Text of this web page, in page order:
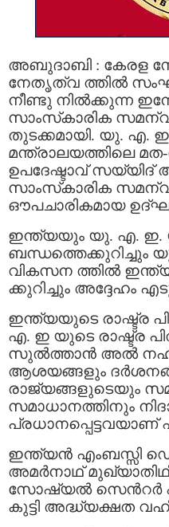
അബുദാബി : കേരള
നേതൃത്വ ത്തില്‍
നീണ്ടു നിൽക്കുന്ന
സാംസ്‌കാരിക
തുടക്കമായി. യു.
മന്ത്രാലയത്തിലെ
ഉപദേഷ്ടാവ് സയ്യിദ്
സാംസ്‌കാരിക
ഔപചാരികമായ
ഇന്ത്യയും യു. എ. ഇ.
വികസന ത്തിൽ
ക്കുറിച്ചും അദ്ദേഹം
ഇന്ത്യയുടെ രാഷ്ട്ര
എ. ഇ യുടെ രാഷ്ട്ര
സുൽത്താൻ അൽ
ആശയങ്ങളും
രാജ്യങ്ങളുടെയും
സമാധാനത്തിനും
പ്രധാനപ്പെട്ടവയാണ്
ഇന്ത്യൻ എംബസ്സി
അമർനാഥ്
സോഷ്യൽ സെന്‍റർ
കുട്ടി അദ്ധ്യക്ഷത